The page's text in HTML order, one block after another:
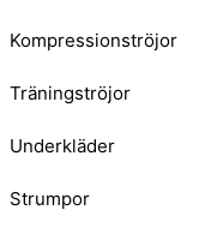
Kompressionströjor
Träningströjor
Underkläder
Strumpor